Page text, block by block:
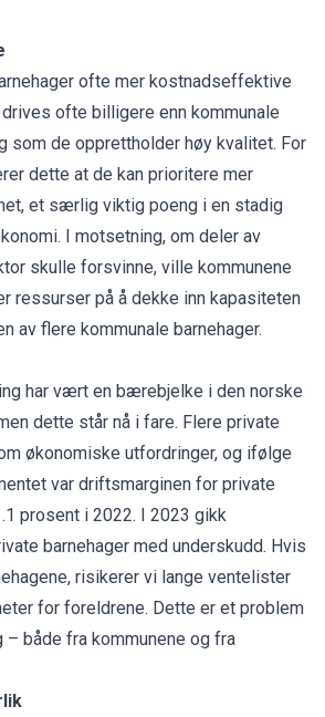
ofte mer kostnadseffektive
ofte billigere enn kommunale
som de opprettholder høy kvalitet. For
dette at de kan prioritere mer
et særlig viktig poeng i en stadig
I motsetning, om deler av
skulle forsvinne, ville kommunene
ressurser på å dekke inn kapasiteten
av flere kommunale barnehager.
har vært en bærebjelke i den norske
dette står nå i fare. Flere private
økonomiske utfordringer, og ifølge
var driftsmarginen for private
prosent i 2022. I 2023 gikk
barnehager med underskudd. Hvis
risikerer vi lange ventelister
for foreldrene. Dette er et problem
– både fra kommunene og fra